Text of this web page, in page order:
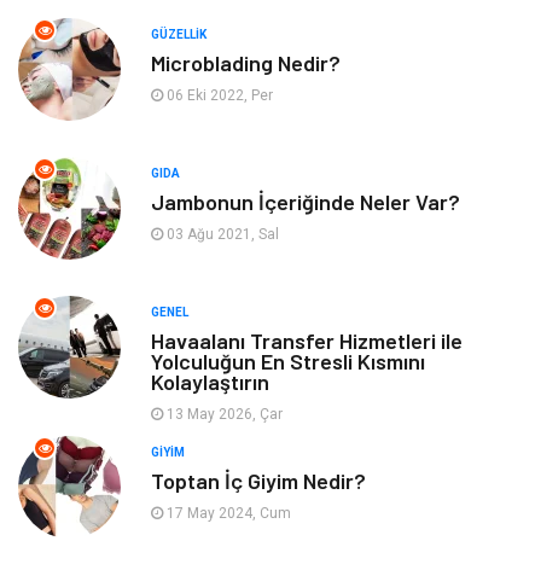
Yeme İçme
Organizasyon
Moda
Emlak Spor
Genel Kültür Tatil
İnternet
Gayrimenkul
Astroloji Müzik
GÜZELLIK
Microblading Nedir?
06 Eki 2022, Per
GIDA
Jambonun İçeriğinde Neler Var?
03 Ağu 2021, Sal
GENEL
Havaalanı Transfer Hizmetleri ile
Yolculuğun En Stresli Kısmını
Kolaylaştırın
13 May 2026, Çar
GIYIM
Toptan İç Giyim Nedir?
17 May 2024, Cum